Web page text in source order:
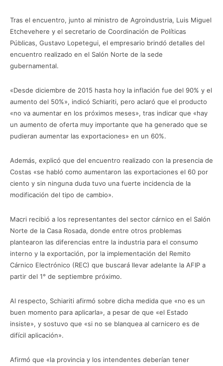
Tras el encuentro, junto al ministro de Agroindustria, Luis Miguel
Etchevehere y el secretario de Coordinación de Políticas
Públicas, Gustavo Lopetegui, el empresario brindó detalles del
encuentro realizado en el Salón Norte de la sede
gubernamental.
«Desde diciembre de 2015 hasta hoy la inflación fue del 90% y el
aumento del 50%», indicó Schiariti, pero aclaró que el producto
«no va aumentar en los próximos meses», tras indicar que «hay
un aumento de oferta muy importante que ha generado que se
pudieran aumentar las exportaciones» en un 60%.
Además, explicó que del encuentro realizado con la presencia de
Costas «se habló como aumentaron las exportaciones el 60 por
ciento y sin ninguna duda tuvo una fuerte incidencia de la
modificación del tipo de cambio».
Macri recibió a los representantes del sector cárnico en el Salón
Norte de la Casa Rosada, donde entre otros problemas
plantearon las diferencias entre la industria para el consumo
interno y la exportación, por la implementación del Remito
Cárnico Electrónico (REC) que buscará llevar adelante la AFIP a
partir del 1° de septiembre próximo.
Al respecto, Schiariti afirmó sobre dicha medida que «no es un
buen momento para aplicarla», a pesar de que «el Estado
insiste», y sostuvo que «si no se blanquea al carnicero es de
difícil aplicación».
Afirmó que «la provincia y los intendentes deberían tener